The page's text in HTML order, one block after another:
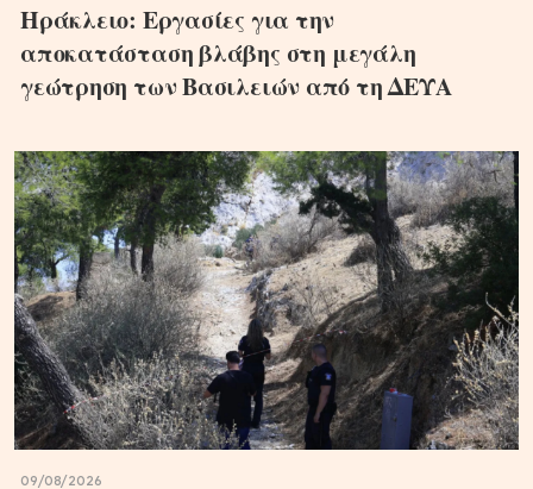
Ηράκλειο: Εργασίες για την
αποκατάσταση βλάβης στη μεγάλη
γεώτρηση των Βασιλειών από τη ΔΕΥΑ
09/08/2026